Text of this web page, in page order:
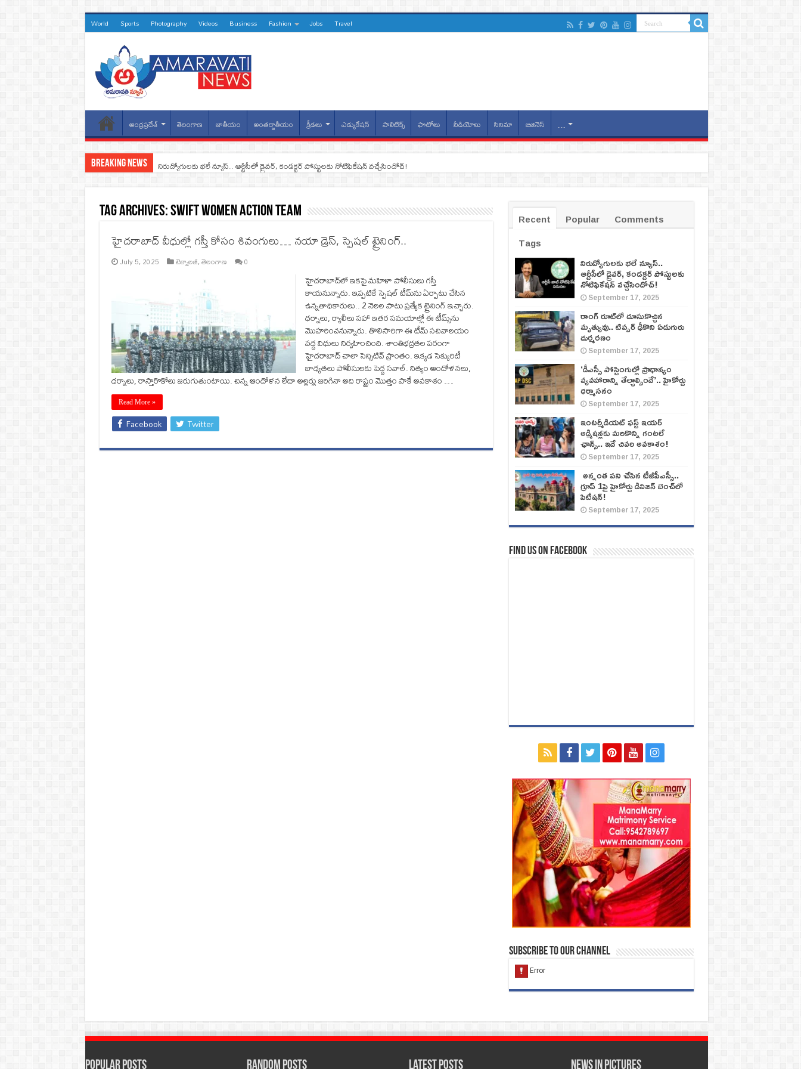
World Sports Photography Videos Business Fashion Jobs Travel
ఆంధ్రప్రదేశ్ తెలంగాణ జాతీయం అంతర్జాతీయం క్రీడలు ఎడ్యుకేషన్ పాలిటిక్స్ ఫొటోలు వీడియోలు సినిమా బిజినెస్ …
Breaking News నిరుద్యోగులకు భలే న్యూస్.. ఆర్టీసీలో డ్రైవర్, కండక్టర్‌ పోస్టులకు నోటిఫికేషన్‌ వచ్చేసిందోచ్‌!
Tag Archives:Swift Women Action Team
హైదరాబాద్ వీధుల్లో గస్తీ కోసం శివంగులు… నయా డ్రెస్, స్పెషల్ ట్రైనింగ్..
July 5, 2025 టెక్నాలజీ,తెలంగాణ 0
హైదరాబాద్‌లో ఇకపై మహిళా పోలీసులు గస్తీ
కాయనున్నారు. ఇప్పటికే స్పెషల్ టీమ్‌ను ఏర్పాటు చేసిన
ఉన్నతాధికారులు.. 2 నెలల పాటు ప్రత్యేక ట్రైనింగ్ ఇచ్చారు.
ధర్నాలు, ర్యాలీలు సహా ఇతర సమయాల్లో ఈ టీమ్స్‌ను
మొహరించనున్నారు. తొలిసారిగా ఈ టీమ్ సచివాలయం
వద్ద విధులు నిర్వహించింది. శాంతిభద్రతల పరంగా
హైదరాబాద్ చాలా సెన్సిటివ్ ప్రాంతం. ఇక్కడ సెక్యురిటీ
బాధ్యతలు పోలీసులకు పెద్ద సవాల్. నిత్యం ఆందోళనలు,
ధర్నాలు, రాస్తారొకోలు జరుగుతుంటాయి. చిన్న ఆందోళన లేదా అల్లర్లు జరిగినా అది రాష్ట్రం మొత్తం పాకే అవకాశం …
Read More »
Facebook Twitter
Recent Popular
Comments
Tags
నిరుద్యోగులకు భలే న్యూస్..
ఆర్టీసీలో డ్రైవర్, కండక్టర్‌ పోస్టులకు
నోటిఫికేషన్‌ వచ్చేసిందోచ్‌!
September 17, 2025
రాంగ్ రూట్‌లో దూసుకొచ్చిన
మృత్యువు.. టిప్పర్ ఢీకొని ఏడుగురు
దుర్మరణం
September 17, 2025
‘డీఎస్సీ పోస్టింగుల్లో ప్రాధాన్యం
వ్యవహారాన్ని తేల్చాల్సిందే’.. హైకోర్టు
ధర్మాసనం
September 17, 2025
ఇంటర్మీడియట్ ఫస్ట్‌ ఇయర్‌
అడ్మిషన్లకు మరికొన్ని గంటలే
ఛాన్స్‌.. ఇదే చివరి అవకాశం!
September 17, 2025
అన్నంత పని చేసిన టీజీపీఎస్సీ..
గ్రూప్‌ 1పై హైకోర్టు డివిజన్‌ బెంచ్‌లో
పిటీషన్‌!
September 17, 2025
Find us on Facebook
Subscribe to our Channel
Popular Posts Random Posts Latest Posts News in Pictures